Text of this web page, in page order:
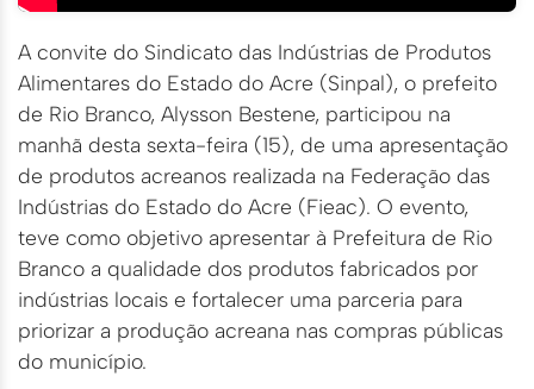
A convite do Sindicato das Indústrias de Produtos
Alimentares do Estado do Acre (Sinpal), o prefeito
de Rio Branco, Alysson Bestene, participou na
manhã desta sexta-feira (15), de uma apresentação
de produtos acreanos realizada na Federação das
Indústrias do Estado do Acre (Fieac). O evento,
teve como objetivo apresentar à Prefeitura de Rio
Branco a qualidade dos produtos fabricados por
indústrias locais e fortalecer uma parceria para
priorizar a produção acreana nas compras públicas
do município.